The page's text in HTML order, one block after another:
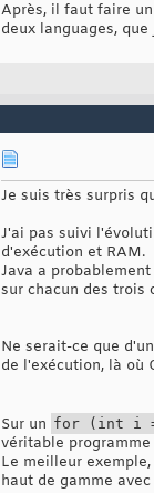
Après, il faut faire
deux languages,
Je suis très surpris
J'ai pas suivi
d'exécution et RAM.
Java a
sur chacun des trois
Ne serait-ce que
de l'exécution, là où
Sur un for (int i
véritable
Le meilleur
haut de gamme